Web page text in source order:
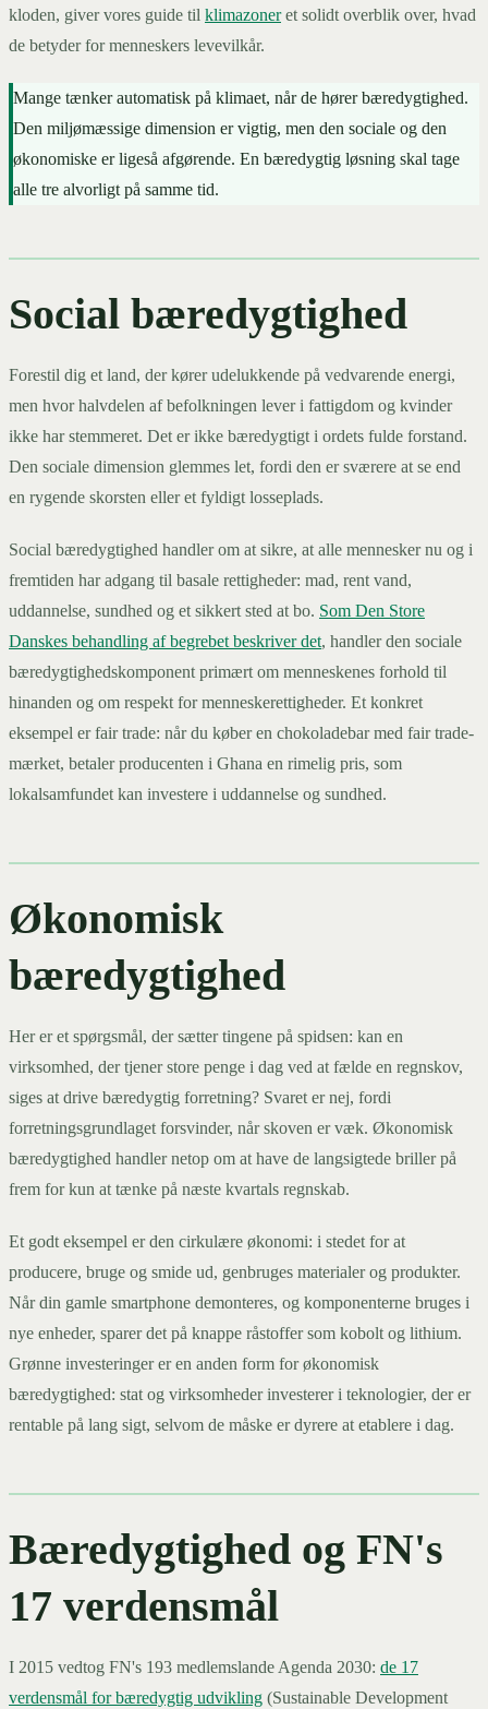
kloden, giver vores guide til klimazoneret solidt overblik over, hvad
de betyder for menneskers levevilkår.
Mange tænker automatisk på klimaet, når de hører bæredygtighed.
Den miljømæssige dimension er vigtig, men den sociale og den
økonomiske er ligeså afgørende. En bæredygtig løsning skal tage
alle tre alvorligt på samme tid.
Social bæredygtighed
Forestil dig et land, der kører udelukkende på vedvarende energi,
men hvor halvdelen af befolkningen lever i fattigdom og kvinder
ikke har stemmeret. Det er ikke bæredygtigt i ordets fulde forstand.
Den sociale dimension glemmes let, fordi den er sværere at se end
en rygende skorsten eller et fyldigt losseplads.
Social bæredygtighed handler om at sikre, at alle mennesker nu og i
fremtiden har adgang til basale rettigheder: mad, rent vand,
uddannelse, sundhed og et sikkert sted at bo. Som Den Store
Danskes behandling af begrebet beskriver det, handler den sociale
bæredygtighedskomponent primært om menneskenes forhold til
hinanden og om respekt for menneskerettigheder. Et konkret
eksempel er fair trade: når du køber en chokoladebar med fair trade-
mærket, betaler producenten i Ghana en rimelig pris, som
lokalsamfundet kan investere i uddannelse og sundhed.
Økonomisk
bæredygtighed
Her er et spørgsmål, der sætter tingene på spidsen: kan en
virksomhed, der tjener store penge i dag ved at fælde en regnskov,
siges at drive bæredygtig forretning? Svaret er nej, fordi
forretningsgrundlaget forsvinder, når skoven er væk. Økonomisk
bæredygtighed handler netop om at have de langsigtede briller på
frem for kun at tænke på næste kvartals regnskab.
Et godt eksempel er den cirkulære økonomi: i stedet for at
producere, bruge og smide ud, genbruges materialer og produkter.
Når din gamle smartphone demonteres, og komponenterne bruges i
nye enheder, sparer det på knappe råstoffer som kobolt og lithium.
Grønne investeringer er en anden form for økonomisk
bæredygtighed: stat og virksomheder investerer i teknologier, der er
rentable på lang sigt, selvom de måske er dyrere at etablere i dag.
Bæredygtighed og FN's
17 verdensmål
I 2015 vedtog FN's 193 medlemslande Agenda 2030: de 17
verdensmål for bæredygtig udvikling (Sustainable Development